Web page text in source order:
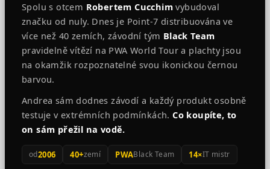
Spolu s otcem Robertem Cucchim vybudoval
značku od nuly. Dnes je Point-7 distribuována ve
více než 40 zemích, závodní tým Black Team
pravidelně vítězí na PWA World Tour a plachty jsou
na okamžik rozpoznatelné svou ikonickou černou
barvou.
Andrea sám dodnes závodí a každý produkt osobně
testuje v extrémních podmínkách.Co koupíte, to
on sám přežil na vodě.
od2006 40+zemí PWABlack Team 14×IT mistr